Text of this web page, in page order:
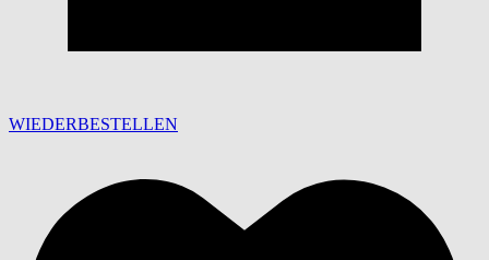
WIEDERBESTELLEN